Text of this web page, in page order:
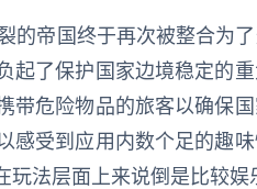
的帝国终于再次被整合为
起了保护国家边境稳定的
带危险物品的旅客以确保
感受到应用内数个足的趣
法层面上来说倒是比较娱